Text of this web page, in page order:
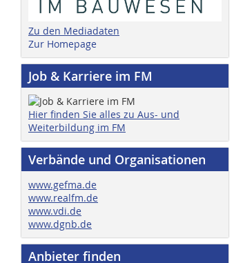
Zu den Mediadaten
Zur Homepage
Job & Karriere im FM
Hier finden Sie alles zu Aus- und
Weiterbildung im FM
Verbände und Organisationen
www.gefma.de
www.realfm.de
www.vdi.de
www.dgnb.de
Anbieter finden